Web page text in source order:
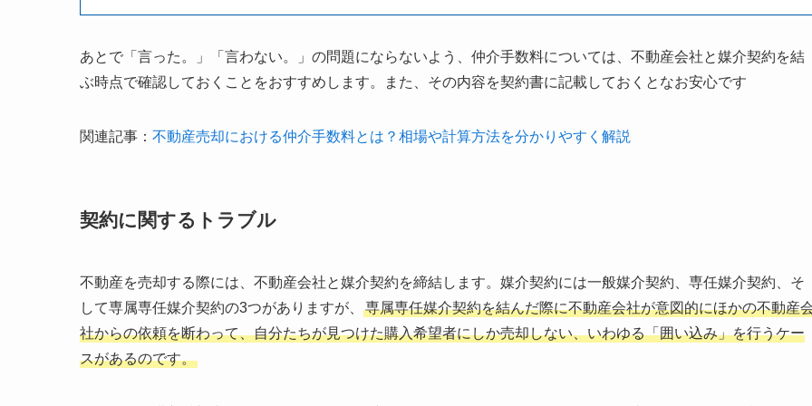
あとで「言った。」「言わない。」の問題にならないよう、仲介手数料については、不動産会社と媒介契約を結
ぶ時点で確認しておくことをおすすめします。また、その内容を契約書に記載しておくとなお安心です
関連記事： 不動産売却における仲介手数料とは？相場や計算方法を分かりやすく解説
契約に関するトラブル
不動産を売却する際には、不動産会社と媒介契約を締結します。媒介契約には一般媒介契約、専任媒介契約、そ
して専属専任媒介契約の3つがありますが、
専属専任媒介契約を結んだ際に不動産会社が意図的にほかの不動産
社からの依頼を断わって、自分たちが見つけた購入希望者にしか売却しない、いわゆる「囲い込み」を行うケー
スがあるのです。